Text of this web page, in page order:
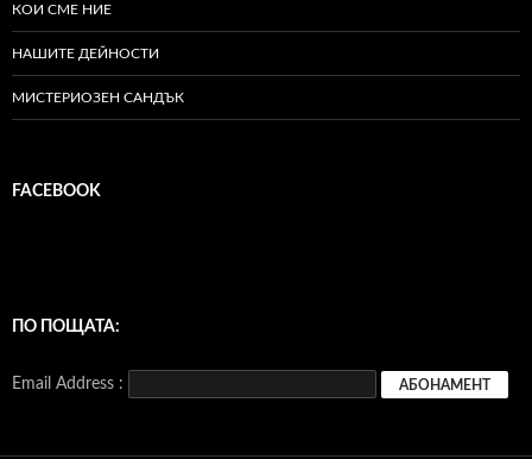
КОИ СМЕ НИЕ
НАШИТЕ ДЕЙНОСТИ
МИСТЕРИОЗЕН САНДЪК
FACEBOOK
ПО ПОЩАТА:
Email Address :